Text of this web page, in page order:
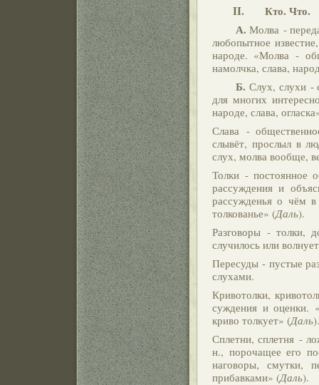
II. Кто. Что.
А.Молва -
любопытное
народе. «Молва -
намолчка, слава,
Б.Слух, слухи -
для многих
народе, слава,
Слава -
слывёт, прослыл в
слух, молва вообще,
Толки - постоянное
рассуждения и
рассужденья о чём
толкованье» (Даль).
Разговоры - толки,
случилось или
Пересуды - пустые
слухами.
Кривотолки,
суждения и оценки.
криво толкует» (Даль).
Сплетни, сплетня -
н., порочащее его
наговоры, смутки,
прибавками» (Даль).